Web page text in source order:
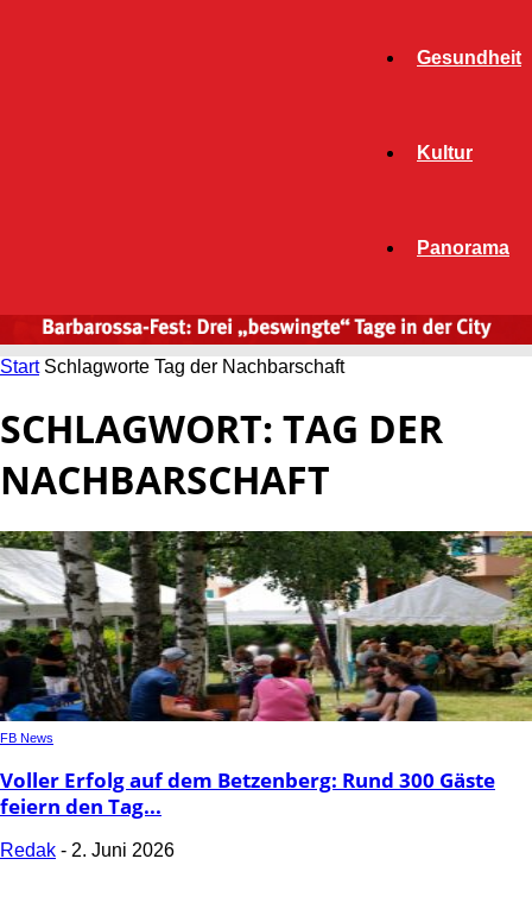
Gesundheit
Kultur
Panorama
Start Schlagworte Tag der Nachbarschaft
SCHLAGWORT: TAG DER
NACHBARSCHAFT
FB News
Voller Erfolg auf dem Betzenberg: Rund 300 Gäste
feiern den Tag...
Redak - 2. Juni 2026